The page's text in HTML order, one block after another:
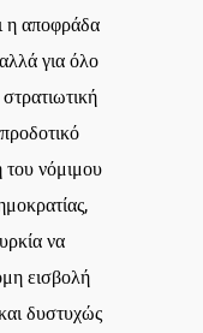
η αποφράδα
για όλο
του νόμιμου
να
εισβολή
δυστυχώς